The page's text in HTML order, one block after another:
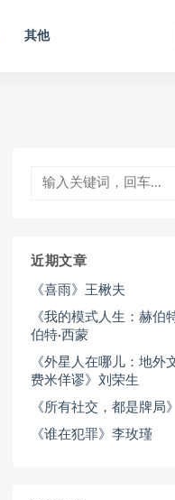
其他
近期文章
《喜雨》王楸夫
《我的模式人生：赫伯
伯特·西蒙
《外星人在哪儿：地外
费米佯谬》刘荣生
《所有社交，都是牌局
《谁在犯罪》李玫瑾